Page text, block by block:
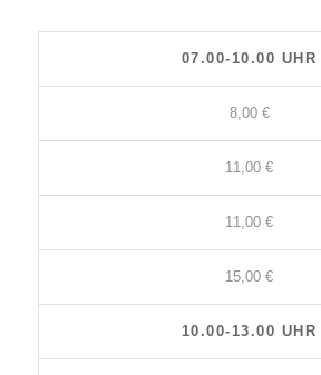
07.00-10.00 UHR
8,00 €
11,00 €
11,00 €
15,00 €
10.00-13.00 UHR